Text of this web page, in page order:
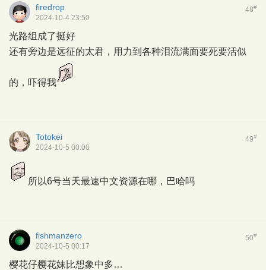
48#
firedrop
2024-10-4 23:50
光路组成了挺好
还有旁边是远征的太君，用力到各种泪流满面要死要活似
的，吓得我
49#
Totokei
2024-10-5 00:00
所以6号当天最速中文资源在哪，巴哈吗
50#
fishmanzero
2024-10-5 00:17
樱花仔樱花妹比想象中多…